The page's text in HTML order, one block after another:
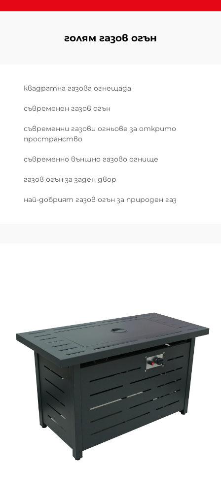
голям газов огън
квадратна газова огнещада
съвременен газов огън
съвременни газови огньове за открито
пространство
съвременно външно газово огнище
газов огън за заден двор
най-добрият газов огън за природен газ